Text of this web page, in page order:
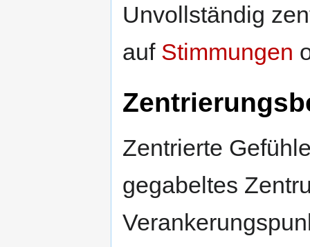
Unvollständig
auf Stimmungen
Zentrierte
gegabeltes